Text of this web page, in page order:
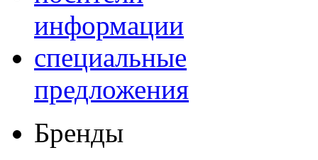
информации
специальные
предложения
Бренды